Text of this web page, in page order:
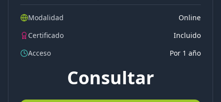
Modalidad
Online
Certificado
Incluido
Acceso
Por 1 año
Consultar